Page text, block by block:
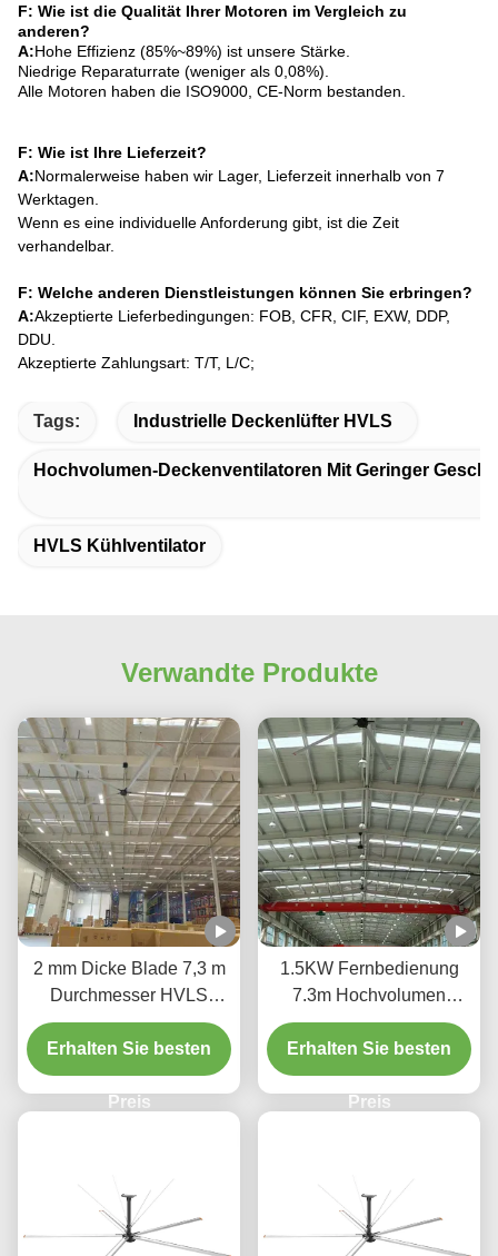
F: Wie ist die Qualität Ihrer Motoren im Vergleich zu
anderen?
A:Hohe Effizienz (85%~89%) ist unsere Stärke.
Niedrige Reparaturrate (weniger als 0,08%).
Alle Motoren haben die ISO9000, CE-Norm bestanden.
F: Wie ist Ihre Lieferzeit?
A:Normalerweise haben wir Lager, Lieferzeit innerhalb von 7
Werktagen.
Wenn es eine individuelle Anforderung gibt, ist die Zeit
verhandelbar.
F: Welche anderen Dienstleistungen können Sie erbringen?
A:Akzeptierte Lieferbedingungen: FOB, CFR, CIF, EXW, DDP,
DDU.
Akzeptierte Zahlungsart: T/T, L/C;
Tags: Industrielle Deckenlüfter HVLS
Hochvolumen-Deckenventilatoren Mit Geringer
HVLS Kühlventilator
Verwandte Produkte
2 mm Dicke Blade 7,3 m
Durchmesser HVLS
Deckenventilatoren für
Vertriebszentren
Erhalten Sie besten
Preis
1.5KW Fernbedienung
7.3m Hochvolumen
Deckenventilatoren 5
Blade HVLS Ventilator für
Stadien
Erhalten Sie besten
Preis